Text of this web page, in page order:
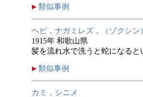
類似事例
ヘビ，ナガミレズ，（ゾクシン
1915年 和歌山県
髪を流れ水で洗うと蛇になると
類似事例
カミ，シニメ